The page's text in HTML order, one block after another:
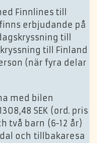
Finnlines till
erbjudande på
till
till Finland
(när fyra delar
med bilen
SEK (ord. pris
två barn (6-12 år)
och tillbakaresa